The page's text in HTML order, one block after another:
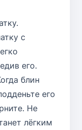
с
его.
блин
его
Не
лёгким